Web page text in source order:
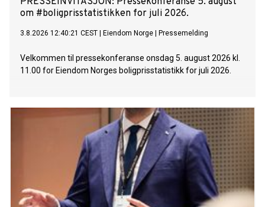
om #boligprisstatistikken for juli 2026.
3.8.2026 12:40:21 CEST Eiendom Norge Pressemelding
Velkommen til pressekonferanse onsdag 5. august 2026 kl.
11.00 for Eiendom Norges boligprisstatistikk for juli 2026.